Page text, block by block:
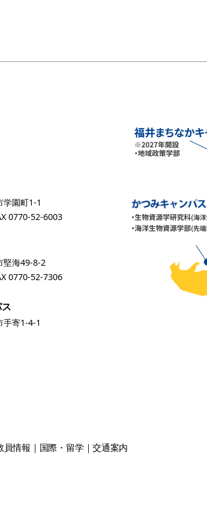
園町1-1
0770-52-6003
堅海49-8-2
0770-52-7306
手寄1-4-1
員情報 国際・留学 交通案内